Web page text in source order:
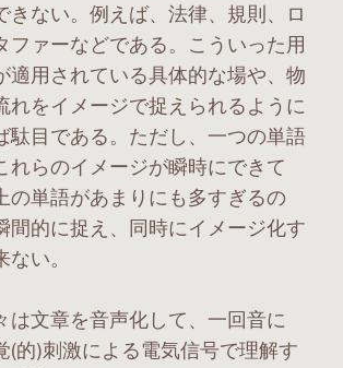
きない。例えば、法律、規則、ロ
ファーなどである。こういった用
適用されている具体的な場や、物
れをイメージで捉えられるように
駄目である。ただし、一つの単語
れらのイメージが瞬時にできて
の単語があまりにも多すぎるの
間的に捉え、同時にイメージ化す
い。
は文章を音声化して、一回音に
(的)刺激による電気信号で理解す